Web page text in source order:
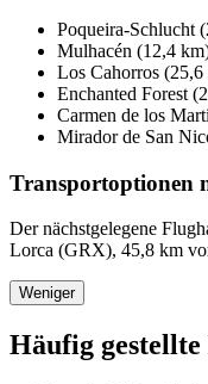
Poqueira-Schlucht
Mulhacén (12,4
Los Cahorros (25,6
Enchanted Forest
Carmen de los
Mirador de San
Transportoptionen
Der nächstgelegene
Lorca (GRX), 45,8 km
Weniger
Häufig gestellte